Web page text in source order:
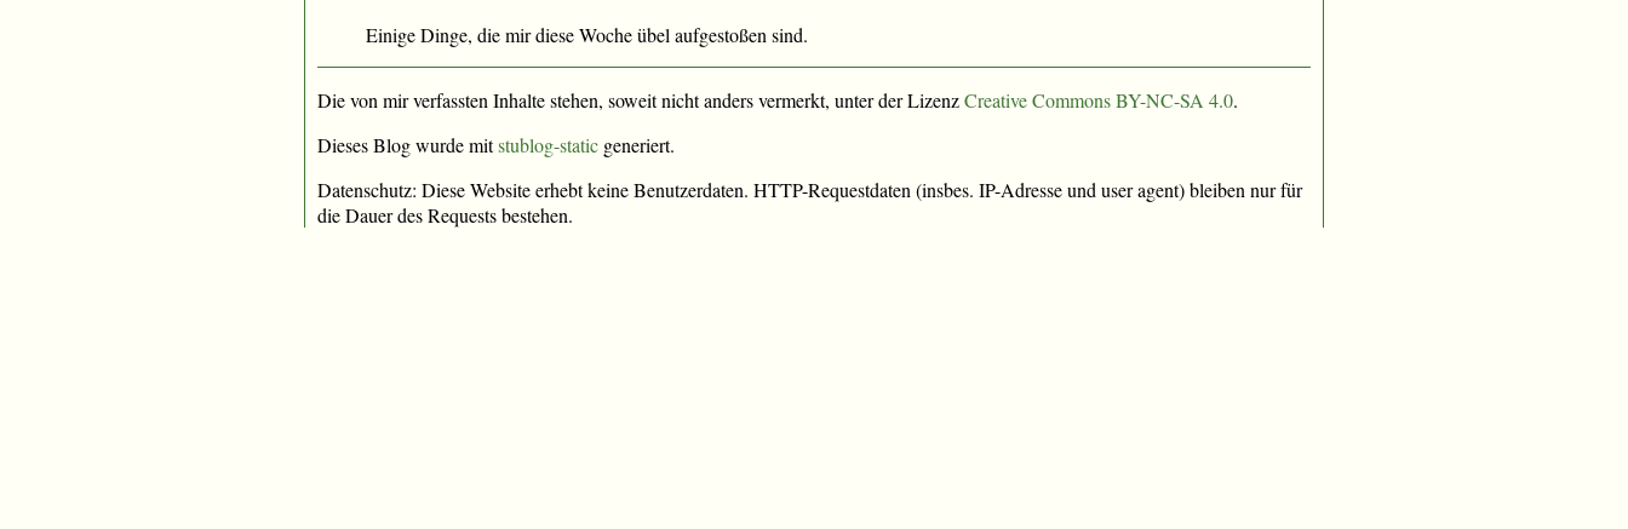
Einige Dinge, die mir diese Woche übel aufgestoßen sind.
Die von mir verfassten Inhalte stehen, soweit nicht anders vermerkt, unter der LizenzCreative Commons BY-NC-SA 4.0.
Dieses Blog wurde mitstublog-static generiert.
Datenschutz: Diese Website erhebt keine Benutzerdaten. HTTP-Requestdaten (insbes. IP-Adresse und user agent) bleiben nur für
die Dauer des Requests bestehen.